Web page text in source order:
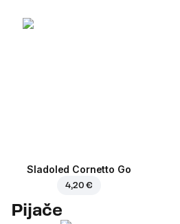
Sladoled Cornetto Go
4,20 €
Pijače